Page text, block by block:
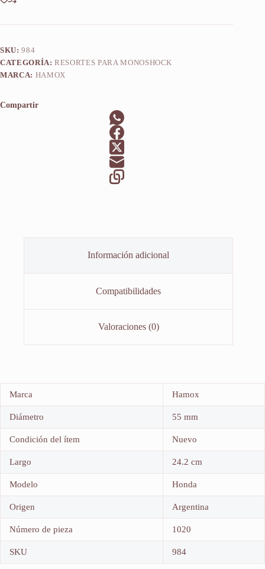
SKU:984
CATEGORÍA:RESORTES PARA MONOSHOCK
MARCA: HAMOX
Compartir
Información adicional
Compatibilidades
Valoraciones (0)
Marca Hamox
Diámetro 55 mm
Condición del ítem Nuevo
Largo 24.2 cm
Modelo Honda
Origen Argentina
Número de pieza 1020
SKU 984